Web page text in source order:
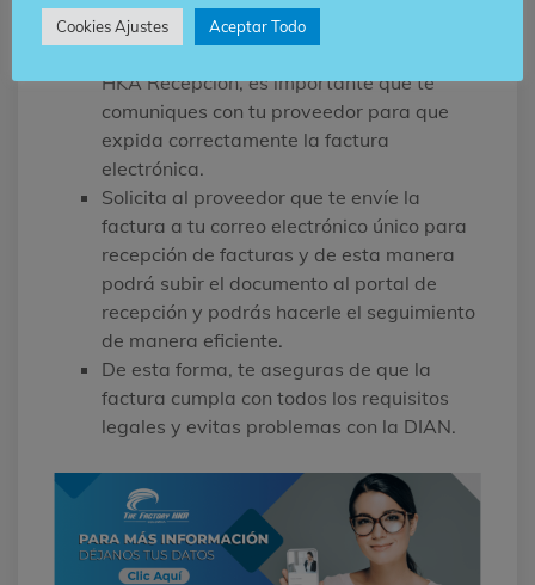
Si recibes un comprobante físico de una
HKA Recepción, es importante que te
comuniques con tu proveedor para que
expida correctamente la factura
electrónica.
Solicita al proveedor que te envíe la
factura a tu correo electrónico único para
recepción de facturas y de esta manera
podrá subir el documento al portal de
recepción y podrás hacerle el seguimiento
de manera eficiente.
De esta forma, te aseguras de que la
factura cumpla con todos los requisitos
legales y evitas problemas con la DIAN.
Cookies Ajustes Aceptar Todo